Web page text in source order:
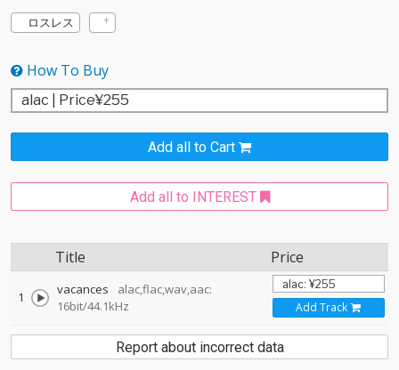
ロスレス
How To Buy
Add all to Cart
Add all to INTEREST
Title Price
1 vacances
alac,flac,wav,aac:
16bit/44.1kHz
Add Track
Report about incorrect data